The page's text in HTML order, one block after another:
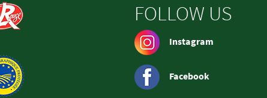
FOLLOW US
Instagram
Facebook